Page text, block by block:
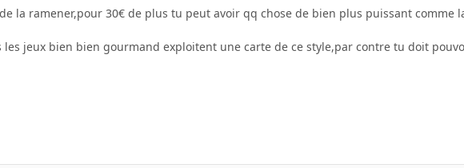
la ramener,pour 30€ de plus tu peut avoir qq chose de bien plus puissant comme
jeux bien bien gourmand exploitent une carte de ce style,par contre tu doit